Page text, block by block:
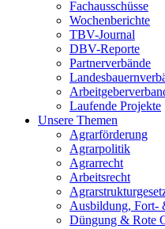
Fachausschüsse
Wochenberichte
TBV-Journal
DBV-Reporte
Partnerverbände
Laufende Projekte
Unsere Themen
Agrarförderung
Agrarpolitik
Agrarrecht
Arbeitsrecht
Ausbildung, Fort-
Düngung & Rote